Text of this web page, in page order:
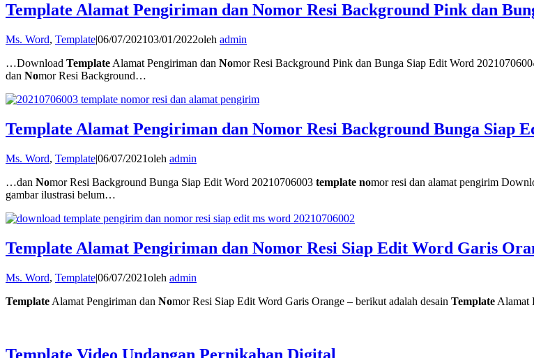
Template Alamat Pengiriman dan Nomor Resi Background Pink dan
Ms. Word, Template|06/07/202103/01/2022oleh admin
…Download Template Alamat Pengiriman dan Nomor Resi Background Pink dan Bunga Siap Edit Word
dan Nomor Resi Background…
Template Alamat Pengiriman dan Nomor Resi Background Bunga Siap
Ms. Word, Template|06/07/2021oleh admin
…dan Nomor Resi Background Bunga Siap Edit Word 20210706003 template nomor resi dan alamat pengirim
gambar ilustrasi belum…
Template Alamat Pengiriman dan Nomor Resi Siap Edit Word Garis
Ms. Word, Template|06/07/2021oleh admin
Template Alamat Pengiriman dan Nomor Resi Siap Edit Word Garis Orange – berikut adalah desain Template Alamat
Template Video Undangan Pernikahan Digital